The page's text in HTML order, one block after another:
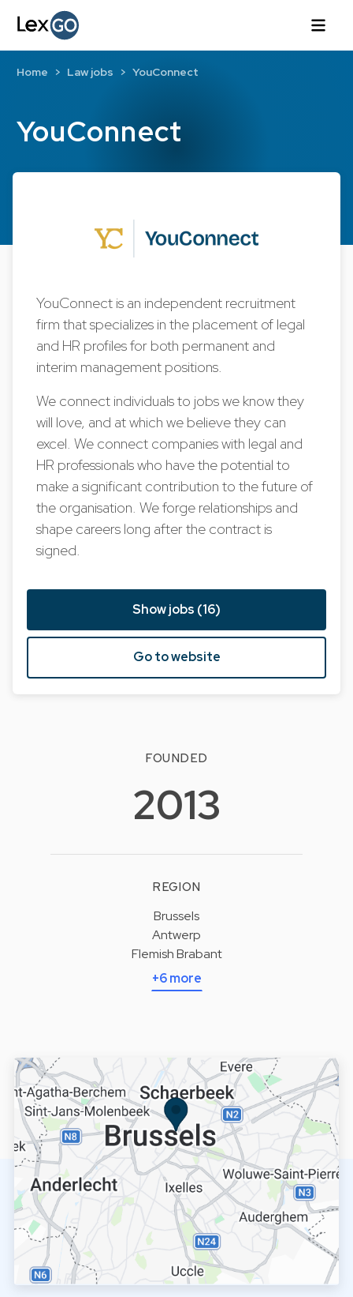
YouConnect
Home Law jobs YouConnect
YouConnect is an independent recruitment
firm that specializes in the placement of legal
and HR profiles for both permanent and
interim management positions.
We connect individuals to jobs we know they
will love, and at which we believe they can
excel. We connect companies with legal and
HR professionals who have the potential to
make a significant contribution to the future of
the organisation. We forge relationships and
shape careers long after the contract is
signed.
Show jobs (16)
Go to website
FOUNDED
2013
REGION
Brussels
Antwerp
Flemish Brabant
+6 more